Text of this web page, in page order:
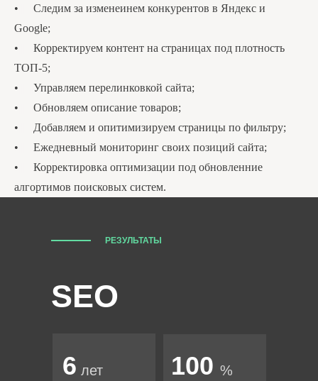
•
Следим за изменеинем конкурентов в Яндекс и
Google;
•
Корректируем контент на страницах под плотность
ТОП-5;
•
Управляем перелинковкой сайта;
•
Обновляем описание товаров;
•
Добавляем и опитимизируем страницы по фильтру;
•
Ежедневный мониторинг своих позиций сайта;
•
Корректировка оптимизации под обновленние
алгортимов поисковых систем.
РЕЗУЛЬТАТЫ
SEO
100 %
6 лет